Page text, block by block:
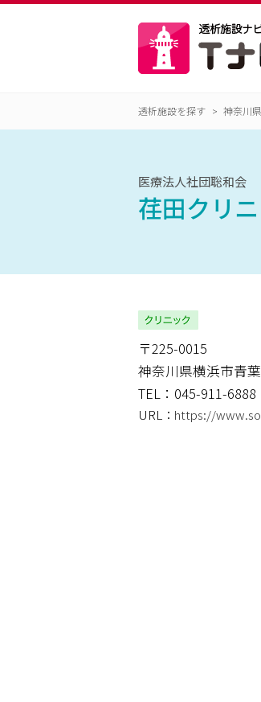
透析施設を探す 神奈川県
医療法人社団聡和会
荏田クリ
〒225-0015
神奈川県横浜市青
TEL：045-911-6888
URL： https://